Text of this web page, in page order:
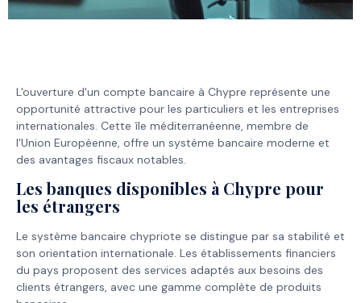
L'ouverture d'un compte bancaire à Chypre représente une
opportunité attractive pour les particuliers et les entreprises
internationales. Cette île méditerranéenne, membre de
l'Union Européenne, offre un système bancaire moderne et
des avantages fiscaux notables.
Les banques disponibles à Chypre pour
les étrangers
Le système bancaire chypriote se distingue par sa stabilité et
son orientation internationale. Les établissements financiers
du pays proposent des services adaptés aux besoins des
clients étrangers, avec une gamme complète de produits